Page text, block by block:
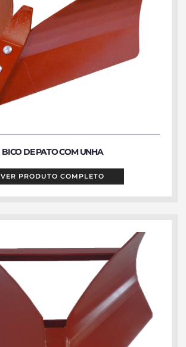
BICO DE PATO COM UNHA
VER PRODUTO COMPLETO